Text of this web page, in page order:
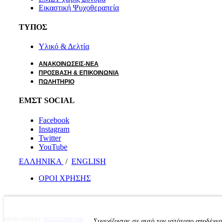
Εικαστική Ψυχοθεραπεία
ΤΥΠΟΣ
Υλικό & Δελτία
ΑΝΑΚΟΙΝΩΣΕΙΣ-ΝΕΑ
ΠΡΟΣΒΑΣΗ & ΕΠΙΚΟΙΝΩΝΙΑ
ΠΩΛΗΤΗΡΙΟ
ΕΜΣΤ SOCIAL
Facebook
Instagram
Twitter
YouTube
ΕΛΛΗΝΙΚΑ / ΕΝGLISH
ΟΡΟΙ ΧΡΗΣΗΣ